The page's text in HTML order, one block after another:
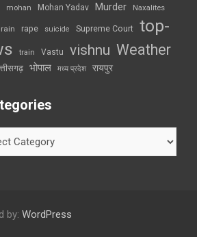
mohan Mohan Yadav Murder Naxalites
rain rape suicide Supreme Court top-
train Vastu vishnu Weather
भोपाल मध्य प्रदेश रायपुर
by: WordPress